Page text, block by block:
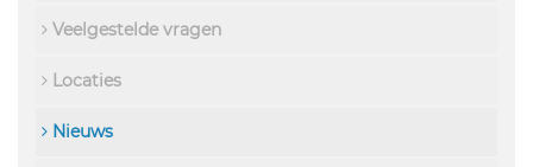
Veelgestelde vragen
Locaties
Nieuws